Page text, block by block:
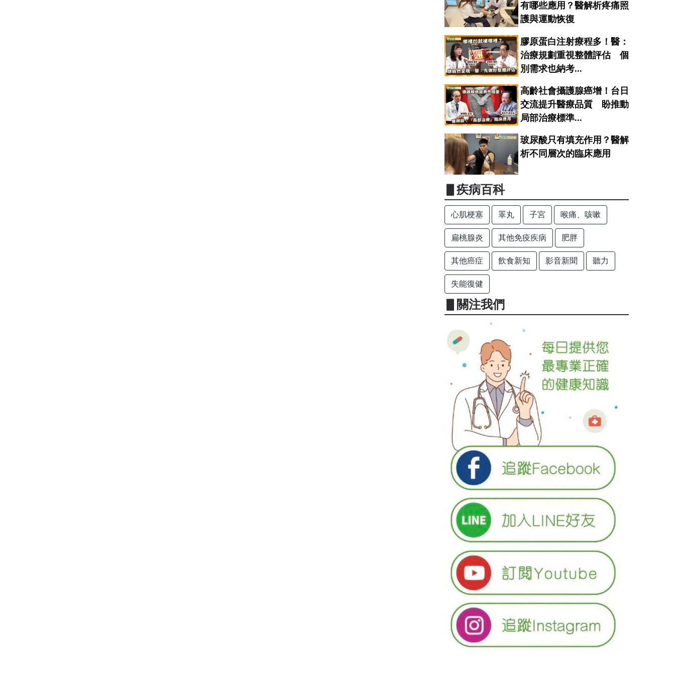
有哪些應用？醫解析疼痛照
護與運動恢復
膠原蛋白注射療程多！醫：
治療規劃重視整體評估 個
別需求也納考...
高齡社會攝護腺癌增！台日
交流提升醫療品質 盼推動
局部治療標準...
玻尿酸只有填充作用？醫解
析不同層次的臨床應用
▋疾病百科
心肌梗塞 睪丸 子宮 喉痛、咳嗽
扁桃腺炎 其他免疫疾病 肥胖
其他癌症 飲食新知 影音新聞 聽力
失能復健
▋關注我們